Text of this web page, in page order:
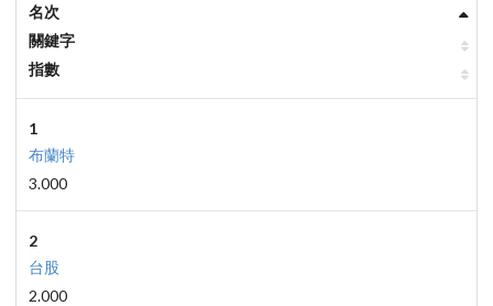
名次
關鍵字
指數
1
布蘭特
3.000
2
台股
2.000